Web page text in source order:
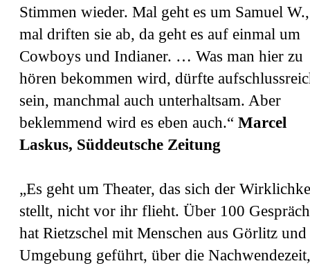
Stimmen wieder. Mal geht es um Samuel W.,
mal driften sie ab, da geht es auf einmal um
Cowboys und Indianer. … Was man hier zu
hören bekommen wird, dürfte
sein, manchmal auch unterhaltsam. Aber
beklemmend wird es eben auch.“ Marcel
Laskus, Süddeutsche Zeitung
„Es geht um Theater, das sich der
stellt, nicht vor ihr flieht. Über 100
hat Rietzschel mit Menschen aus Görlitz und
Umgebung geführt, über die Nachwendezeit,